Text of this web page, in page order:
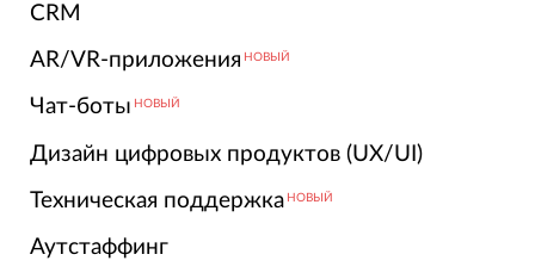
CRM
AR/VR-приложения НОВЫЙ
Чат-боты НОВЫЙ
Дизайн цифровых продуктов (UX/UI)
Техническая поддержка НОВЫЙ
Аутстаффинг